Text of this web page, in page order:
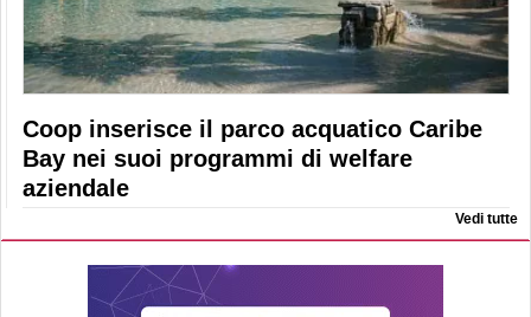
Coop inserisce il parco acquatico Caribe
Bay nei suoi programmi di welfare
aziendale
Vedi tutte